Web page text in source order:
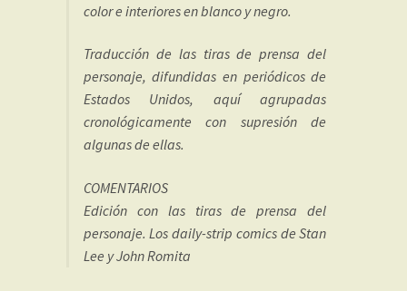
color e interiores en blanco y negro.
Traducción de las tiras de prensa del
personaje, difundidas en periódicos de
Estados Unidos, aquí agrupadas
cronológicamente con supresión de
algunas de ellas.
COMENTARIOS
Edición con las tiras de prensa del
personaje. Los daily-strip comics de Stan
Lee y John Romita